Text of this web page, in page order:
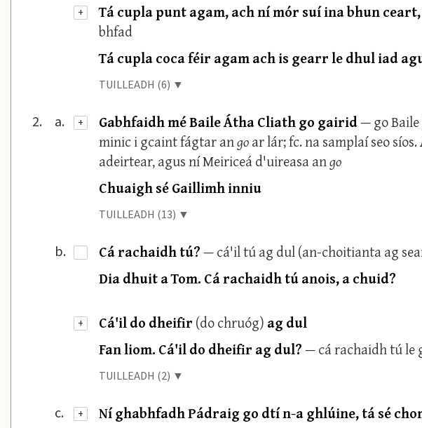
+ Tá cupla punt agam, ach ní mór suí ina bhun
bhfad
Tá cupla coca féir agam ach is gearr le dhul iad
TUILLEADH (6) ▼
2. a. + Gabhfaidh mé Baile Átha Cliath go gairid— go
minic i gcaint fágtar angoar lár; fc. na samplaí seo
adeirtear, agus ní Meiriceá d'uireasa ango
Chuaigh sé Gaillimh inniu
TUILLEADH (13) ▼
b. Cá rachaidh tú?— cá'il tú ag dul (an-choitianta ag
Dia dhuit a Tom. Cá rachaidh tú anois, a chuid?
+ Cá'il do dheifir (do chruóg) ag dul
Fan liom. Cá'il do dheifir ag dul?— cá rachaidh tú le
TUILLEADH (2) ▼
c. + Ní ghabhfadh Pádraig go dtí n-a ghlúine, tá sé